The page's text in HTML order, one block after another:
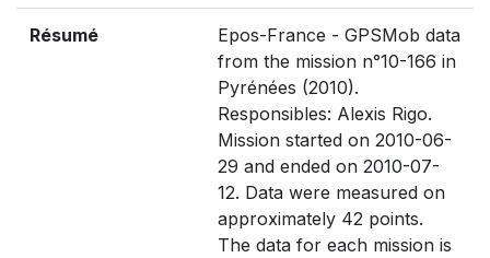
Résumé
Epos-France - GPSMob data
from the mission n°10-166 in
Pyrénées (2010).
Responsibles: Alexis Rigo.
Mission started on 2010-06-
29 and ended on 2010-07-
12. Data were measured on
approximately 42 points.
The data for each mission is